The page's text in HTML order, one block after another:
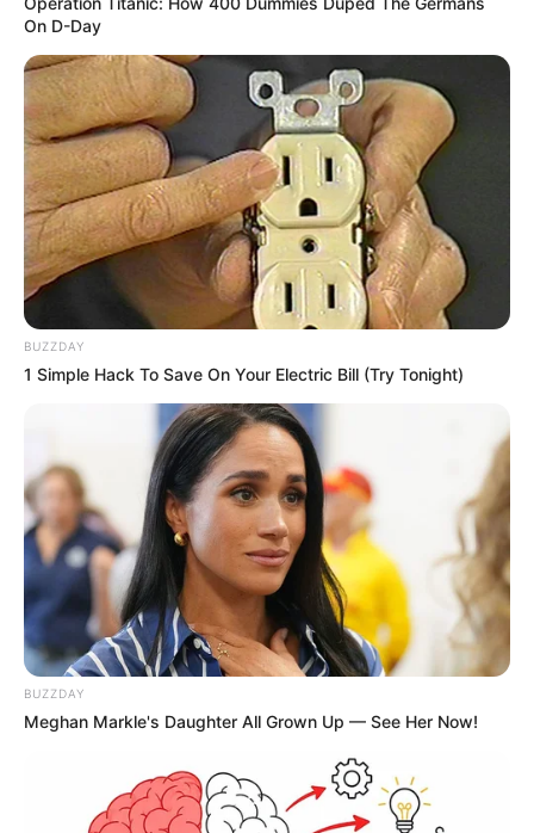
On D-Day
BUZZDAY
1 Simple Hack To Save On Your Electric Bill (Try Tonight)
BUZZDAY
Meghan Markle's Daughter All Grown Up — See Her Now!